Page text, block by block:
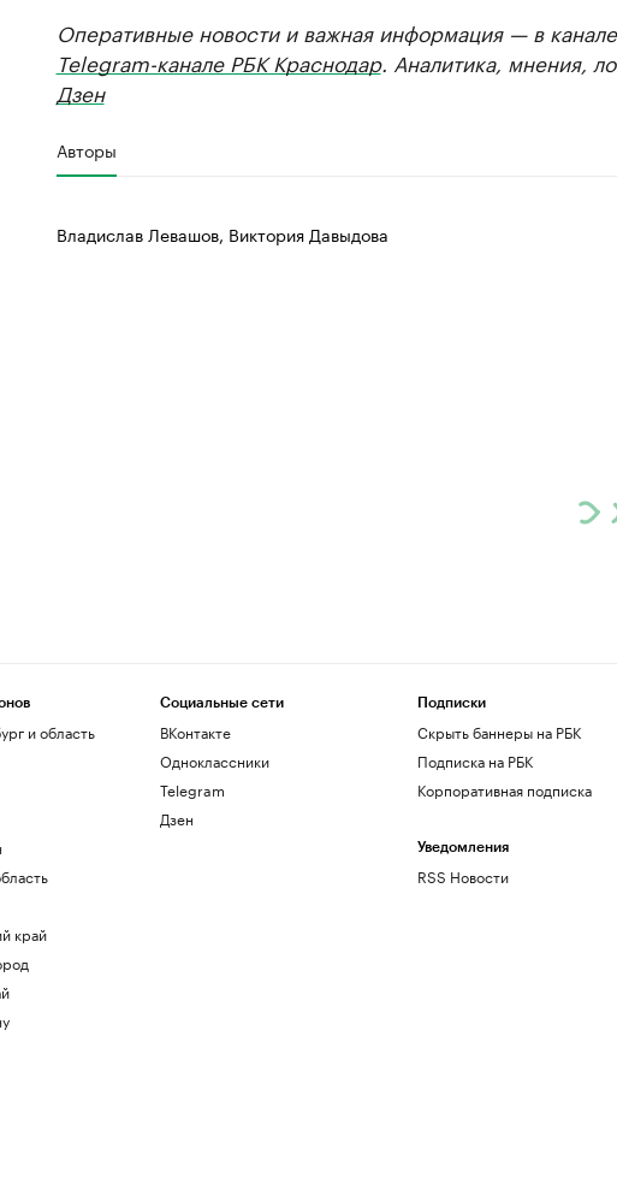
Оперативные новости и важная информация — в канале
Telegram-канале РБК Краснодар. Аналитика, мнения,
Дзен
Авторы
Владислав Левашов, Виктория Давыдова
и область
край
Социальные сети
ВКонтакте
Одноклассники
Telegram
Дзен
Подписки
Скрыть баннеры на РБК
Подписка на РБК
Корпоративная подписка
Уведомления
RSS Новости